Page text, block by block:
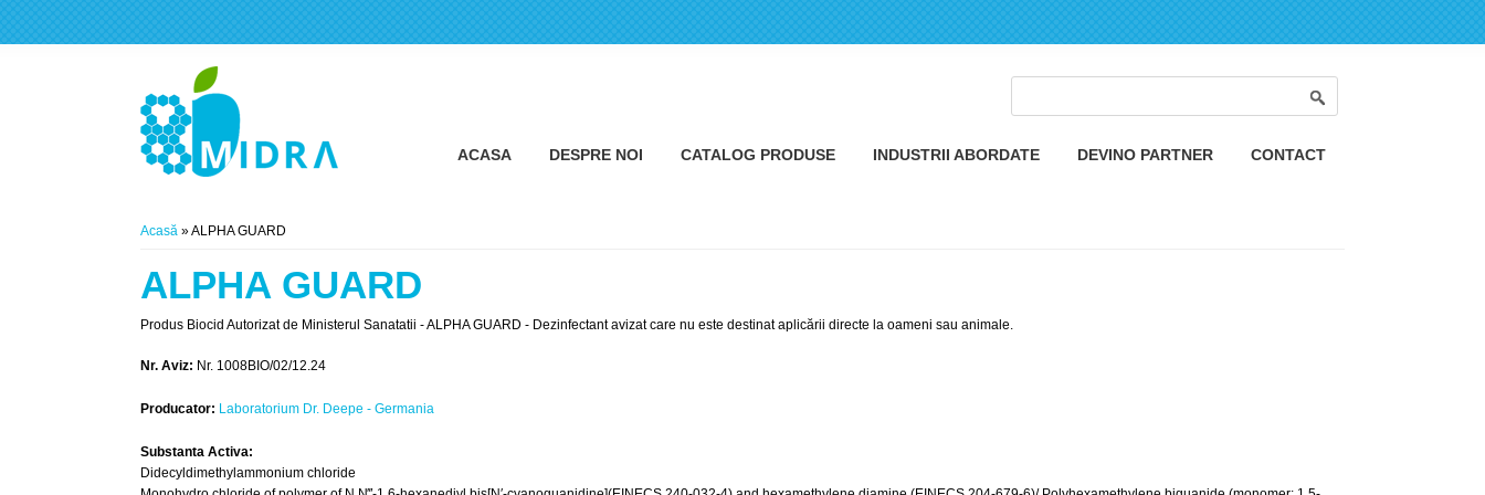
ACASA DESPRE NOI CATALOG PRODUSE INDUSTRII ABORDATE DEVINO PARTNER CONTACT
Eşti aici
Acasă » ALPHA GUARD
ALPHA GUARD
Produs Biocid Autorizat de Ministerul Sanatatii - ALPHA GUARD - Dezinfectant avizat care nu este destinat aplicării directe la oameni sau animale.
Nr. Aviz: Nr. 1008BIO/02/12.24
Producator: Laboratorium Dr. Deepe - Germania
Substanta Activa:
Didecyldimethylammonium chloride